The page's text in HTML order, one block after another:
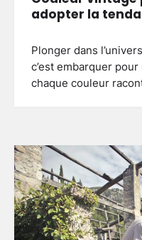
adopter la
Plonger dans
c’est embarquer
chaque couleur